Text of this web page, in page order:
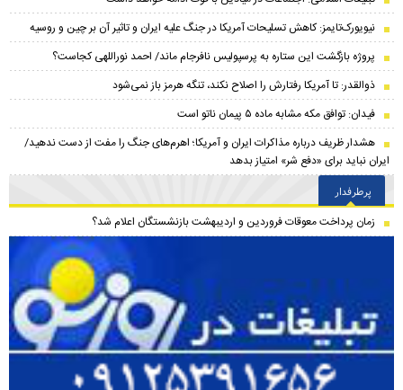
نیویورک‌تایمز: کاهش تسلیحات آمریکا در جنگ علیه ایران و تاثیر آن بر چین و روسیه
پروژه بازگشت این ستاره به پرسپولیس نافرجام ماند/ احمد نوراللهی کجاست؟
ذوالقدر: تا آمریکا رفتارش را اصلاح نکند، تنگه هرمز باز نمی‌شود
فیدان: توافق مکه مشابه ماده ۵ پیمان ناتو است
هشدار ظریف درباره مذاکرات ایران و آمریکا؛ اهرم‌های جنگ را مفت از دست ندهید/
ایران نباید برای «دفع شر» امتیاز بدهد
پرطرفدار
زمان پرداخت معوقات فروردین و اردیبهشت بازنشستگان اعلام شد؟